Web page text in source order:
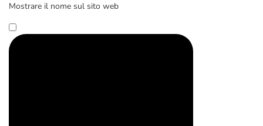
Mostrare il nome sul sito web